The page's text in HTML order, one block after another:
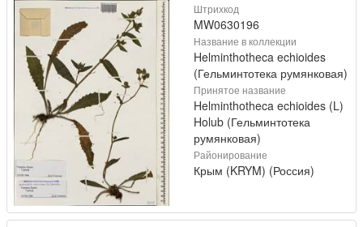
Штрихкод
MW0630196
Название в коллекции
Helminthotheca echioides
(Гельминтотека румянковая)
Принятое название
Helminthotheca echioides (L)
Holub (Гельминтотека
румянковая)
Районирование
Крым (KRYM) (Россия)